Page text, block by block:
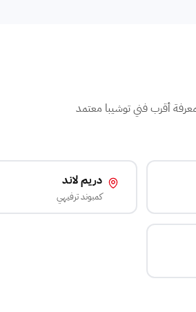
توشيبا في كل أحياء 6 أكتوبر. فني توشيبا متخصص بيوصلك خلال 50 دقيقة. اتصل 16062 لمعرفة أقرب فني توشيبا معتمد
دريم لاند
كمبوند ترفيهي